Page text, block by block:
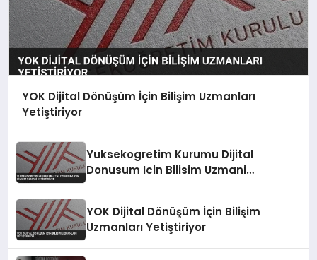
YOK Dijital Dönüşüm İçin Bilişim Uzmanları
Yetiştiriyor
Yuksekogretim Kurumu Dijital
Donusum Icin Bilisim Uzmani
YOK Dijital Dönüşüm İçin Bilişim
Uzmanları Yetiştiriyor